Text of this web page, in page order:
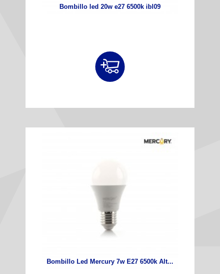
Bombillo led 20w e27 6500k ibl09
Bombillo Led Mercury 7w E27 6500k Alt...